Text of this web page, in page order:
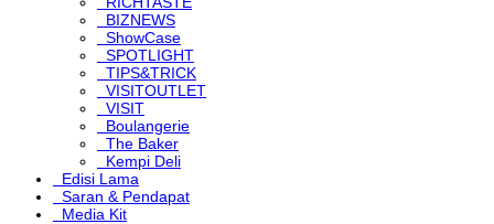
BIZNEWS
ShowCase
SPOTLIGHT
TIPS&TRICK
VISITOUTLET
VISIT
Boulangerie
The Baker
Kempi Deli
Edisi Lama
Saran & Pendapat
Media Kit